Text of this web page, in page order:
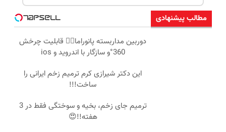
مطالب پیشنهادی
دوربین مداربسته پانوراما👈🏻 قابلیت چرخش
360°و سازگار با اندروید و ios
این دکتر شیرازی کرم ترمیم زخم ایرانی را
ساخت!!!
ترمیم جای زخم، بخیه و سوختگی فقط در 3
هفته!!😍